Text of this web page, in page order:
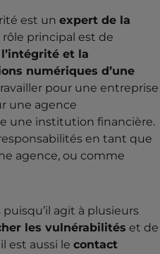
est un expert de la
rôle principal est de
et la
numériques d’une
pour une entreprise
une agence
une institution financière.
en tant que
agence, ou comme
agit à plusieurs
les vulnérabilités et de
il est aussi le contact